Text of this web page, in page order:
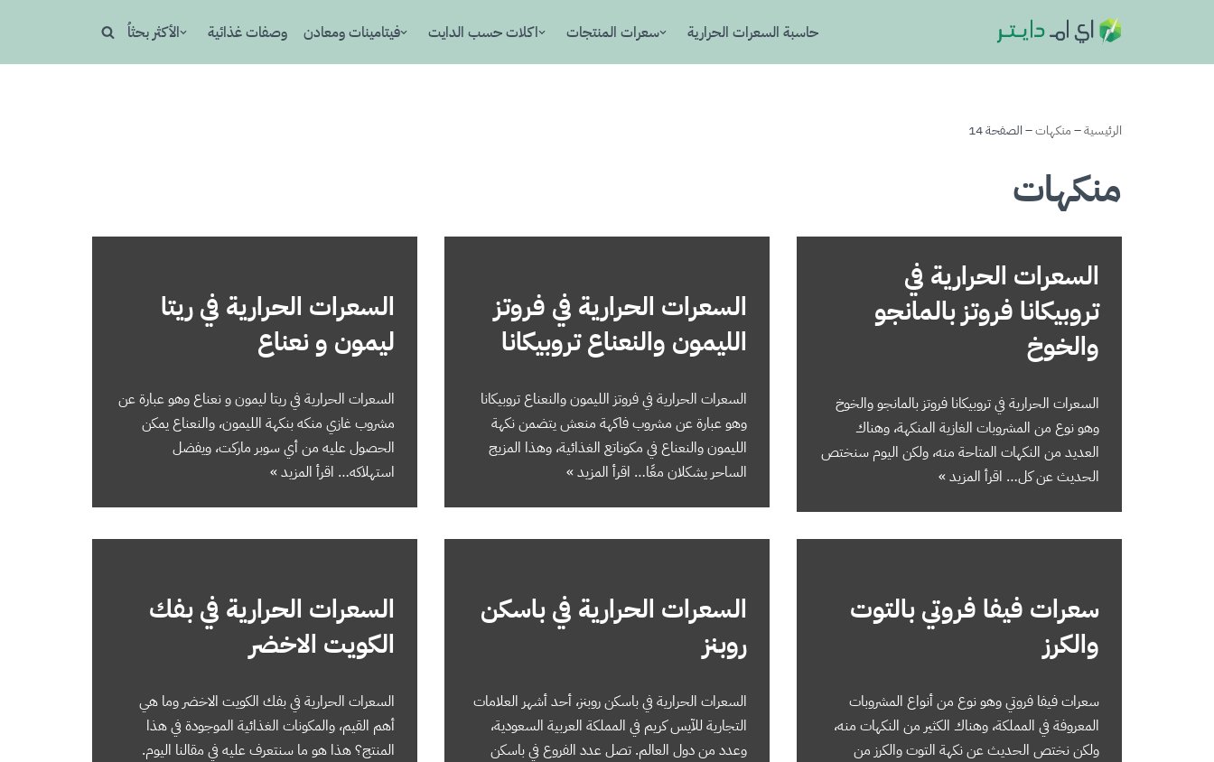
حاسبة السعرات الحرارية سعرات المنتجات اكلات حسب الدايت فيتامينات ومعادن وصفات غذائية الأكثر بحثاُ
الرئيسية–منكهات–الصفحة 14
منكهات
السعرات الحرارية في
تروبيكانا فروتز بالمانجو
والخوخ
السعرات الحرارية في تروبيكانا فروتز بالمانجو والخوخ
وهو نوع من المشروبات الغازية المنكهة، وهناك
العديد من النكهات المتاحة منه، ولكن اليوم سنختص
الحديث عن كل… اقرأ المزيد »
السعرات الحرارية في فروتز
الليمون والنعناع تروبيكانا
السعرات الحرارية في فروتز الليمون والنعناع تروبيكانا
وهو عبارة عن مشروب فاكهة منعش يتضمن نكهة
الليمون والنعناع في مكوناتع الغذائية، وهذا المزيج
الساحر يشكلان معًا… اقرأ المزيد »
السعرات الحرارية في ريتا
ليمون و نعناع
السعرات الحرارية في ريتا ليمون و نعناع وهو عبارة عن
مشروب غازي منكه بنكهة الليمون، والنعناع يمكن
الحصول عليه من أي سوبر ماركت، ويفضل
استهلاكه… اقرأ المزيد »
سعرات فيفا فروتي بالتوت
والكرز
سعرات فيفا فروتي ‬وهو نوع من أنواع المشروبات
المعروفة في المملكة، وهناك الكثير من النكهات منه،
ولكن نختص الحديث عن نكهة التوت والكرز من
السعرات الحرارية في باسكن
روبنز
السعرات الحرارية في باسكن روبنز، أحد أشهر العلامات
التجارية للآيس كريم في المملكة العربية السعودية،
وعدد من دول العالم. تصل عدد الفروع في باسكن
السعرات الحرارية في بفك
الكويت الاخضر
السعرات الحرارية في بفك الكويت الاخضر وما هي
أهم القيم، والمكونات الغذائية الموجودة في هذا
المنتج؟ هذا هو ما سنتعرف عليه في مقالنا اليوم.